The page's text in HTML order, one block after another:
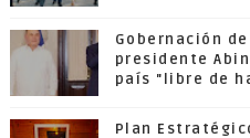
Gobernación
presidente
país "libre de
Plan